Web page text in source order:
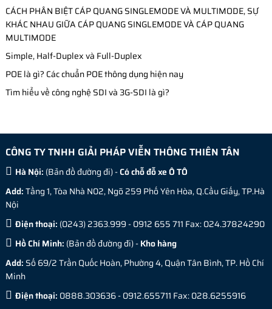
CÁCH PHÂN BIỆT CÁP QUANG SINGLEMODE VÀ MULTIMODE, SỰ
KHÁC NHAU GIỮA CÁP QUANG SINGLEMODE VÀ CÁP QUANG
MULTIMODE
Simple, Half-Duplex và Full-Duplex
POE là gì? Các chuẩn POE thông dụng hiện nay
Tìm hiểu về công nghệ SDI và 3G-SDI là gì?
CÔNG TY TNHH GIẢI PHÁP VIỄN THÔNG THIÊN TÂN
Hà Nội: (Bản đồ đường đi) -Có chỗ đỗ xe Ô TÔ
Add:Tầng 1, Tòa Nhà N02, Ngõ 259 Phố Yên Hòa, Q.Cầu Giấy, TP.Hà
Nội
Điện thoại: (0243) 2363.999 - 0912 655 711 Fax: 024.37824290
Hồ Chí Minh: (Bản đồ đường đi) -Kho hàng
Add: Số 69/2 Trần Quốc Hoàn, Phường 4, Quận Tân Bình, TP. Hồ Chí
Minh
Điện thoại: 0888.303636 - 0912.655711 Fax: 028.6255916